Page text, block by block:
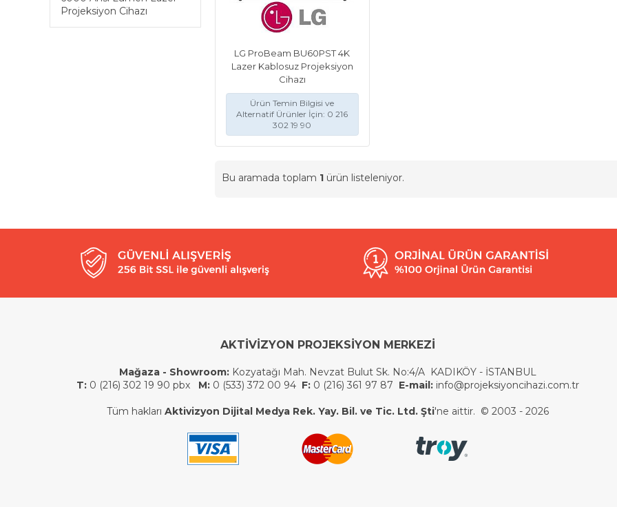
Projeksiyon Cihazı
LG ProBeam BU60PST 4K
Lazer Kablosuz Projeksiyon
Cihazı
Ürün Temin Bilgisi ve
Alternatif Ürünler İçin: 0 216
302 19 90
Bu aramada toplam 1 ürün listeleniyor.
AKTİVİZYON PROJEKSİYON MERKEZİ
Mağaza - Showroom:Kozyatağı Mah. Nevzat Bulut Sk. No:4/A KADIKÖY - İSTANBUL
T:0 (216) 302 19 90 pbx M:0 (533) 372 00 94 F:0 (216) 361 97 87 E-mail:info@projeksiyoncihazi.com.tr
Tüm hakları Aktivizyon Dijital Medya Rek. Yay. Bil. ve Tic. Ltd. Şti'ne aittir. © 2003 - 2026